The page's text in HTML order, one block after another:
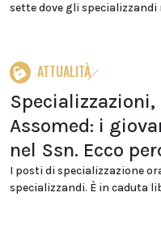
sette dove gli specializzandi
ATTUALITÀ
Assomed: i
nel Ssn. Ecco
I posti di specializzazione
specializzandi. È in caduta